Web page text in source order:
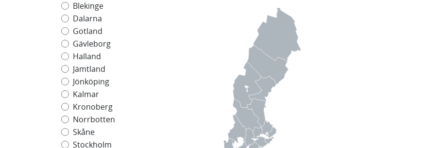
Blekinge
Dalarna
Gotland
Gävleborg
Halland
Jämtland
Jönköping
Kalmar
Kronoberg
Norrbotten
Skåne
Stockholm